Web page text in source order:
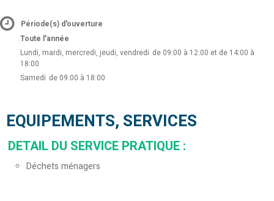
Période(s) d'ouverture
Toute l'année
Lundi, mardi, mercredi, jeudi, vendredi de 09:00 à 12:00 et de 14:00 à
18:00
Samedi de 09:00 à 18:00
EQUIPEMENTS, SERVICES
DETAIL DU SERVICE PRATIQUE :
Déchets ménagers